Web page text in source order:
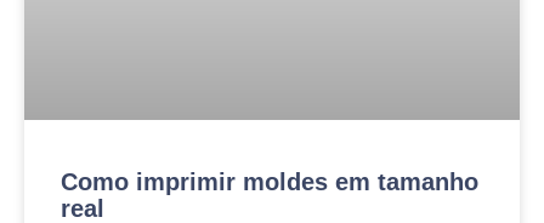
Como imprimir moldes em tamanho
real